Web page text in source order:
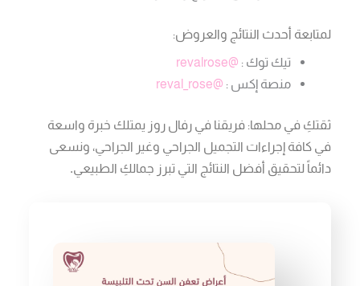
لمتابعة أحدث النتائج والعروض:
تيك توك : @revalrose
منصة إكس : @reval_rose
ثقتكِ في محلها: فريقنا في رفال روز يمتلك خبرة واسعة
في كافة إجراءات التجميل الجراحي وغير الجراحي، ونسعى
دائماً لتحقيق أفضل النتائج التي تبرز جمالكِ الطبيعي.